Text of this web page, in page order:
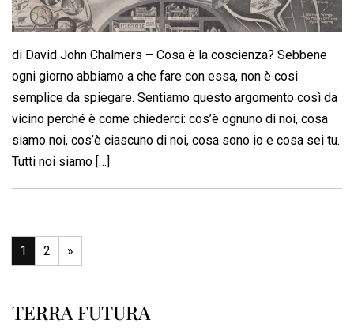
di David John Chalmers – Cosa è la coscienza? Sebbene
ogni giorno abbiamo a che fare con essa, non è cosi
semplice da spiegare. Sentiamo questo argomento così da
vicino perché è come chiederci: cos’è ognuno di noi, cosa
siamo noi, cos’è ciascuno di noi, cosa sono io e cosa sei tu.
Tutti noi siamo […]
1 2 »
TERRA FUTURA